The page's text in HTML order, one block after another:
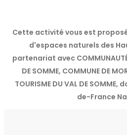
Cette activité vous est
d'espaces naturels des
partenariat avec COMMUNAUTÉ
DE SOMME, COMMUNE DE
TOURISME DU VAL DE
de-France